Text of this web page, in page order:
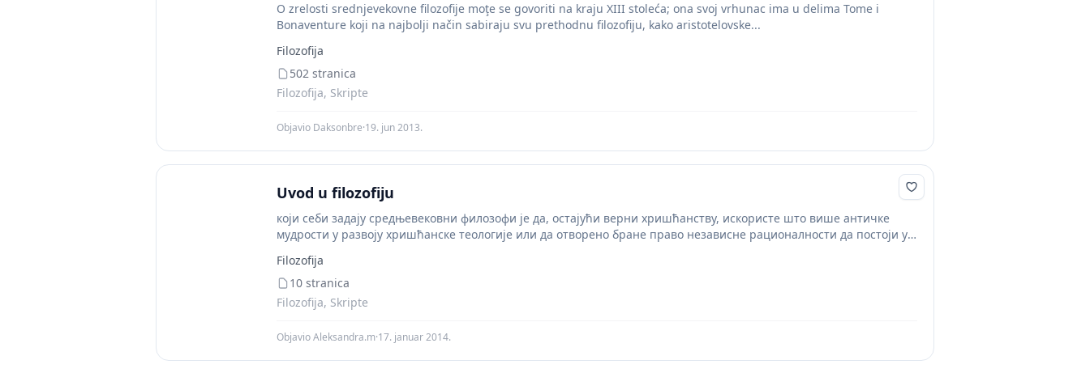
O zrelosti srednjevekovne filozofije moţe se govoriti na kraju XIII stoleća; ona svoj vrhunac ima u delima Tome i
Bonaventure koji na najbolji način sabiraju svu prethodnu filozofiju, kako aristotelovske...
Filozofija
502 stranica
Filozofija, Skripte
Objavio Daksonbre·19. jun 2013.
Uvod u filozofiju
који себи задају средњевековни филозофи је да, остајући верни хришћанству, искористе што више античке
мудрости у развоју хришћанске теологије или да отворено бране право независне рационалности да постоји у
Filozofija
10 stranica
Filozofija, Skripte
Objavio Aleksandra.m·17. januar 2014.